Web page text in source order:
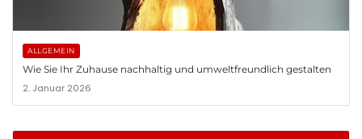
ALLGEMEIN
Wie Sie Ihr Zuhause nachhaltig und umweltfreundlich gestalten
2. Januar 2026